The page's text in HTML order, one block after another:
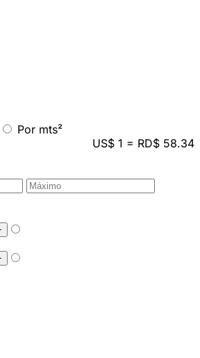
Por mts²
US$ 1 = RD$ 58.34